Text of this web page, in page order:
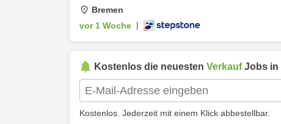
Bremen
vor 1 Woche
Kostenlos die neuesten VerkaufJobs in
Kostenlos. Jederzeit mit einem Klick abbestellbar.